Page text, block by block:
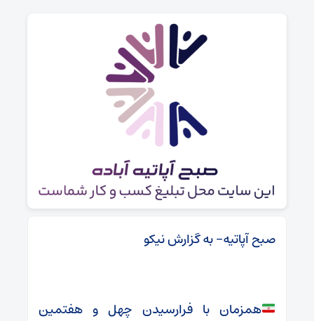
صبح آپاتیه- به گزارش نیکو
همزمان با فرارسیدن چهل و هفتمین